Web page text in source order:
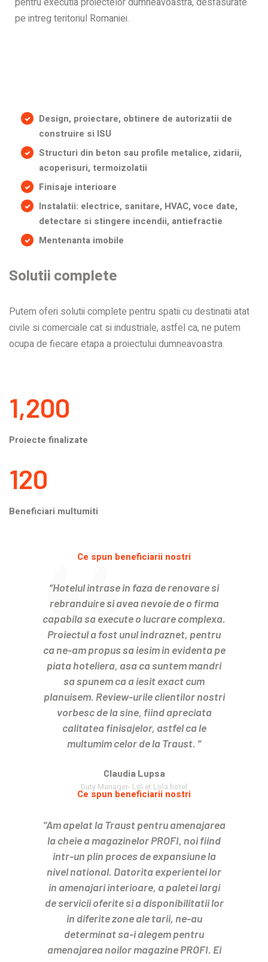
pe intreg teritoriul Romaniei.
Design, proiectare, obtinere de autorizatii de
construire si ISU
Structuri din beton sau profile metalice, zidarii,
acoperisuri, termoizolatii
Finisaje interioare
Instalatii: electrice, sanitare, HVAC, voce date,
detectare si stingere incendii, antiefractie
Mentenanta imobile
Solutii complete
Putem oferi solutii complete pentru spatii cu destinatii atat
civile si comerciale cat si industriale, astfel ca, ne putem
ocupa de fiecare etapa a proiectului dumneavoastra.
1,200
Proiecte finalizate
120
Beneficiari multumiti
Ce spun beneficiarii nostri
“Hotelul intrase in faza de renovare si
rebranduire si avea nevoie de o firma
capabila sa execute o lucrare complexa.
Proiectul a fost unul indraznet, pentru
ca ne-am propus sa iesim in evidenta pe
piata hoteliera, asa ca suntem mandri
sa spunem ca a iesit exact cum
planuisem. Review-urile clientilor nostri
vorbesc de la sine, fiind apreciata
calitatea finisajelor, astfel ca le
multumim celor de la Traust. “
Claudia Lupsa
Duty Manager- Lol et Lola hotel
Ce spun beneficiarii nostri
"Am apelat la Traust pentru amenajarea
la cheie a magazinelor PROFI, noi fiind
intr-un plin proces de expansiune la
nivel national. Datorita experientei lor
in amenajari interioare, a paletei largi
de servicii oferite si a disponibilitatii lor
in diferite zone ale tarii, ne-au
determinat sa-i alegem pentru
amenajarea noilor magazine PROFI. Ei